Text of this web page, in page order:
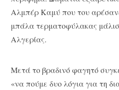
Αλμπέρ Καμύ που του
μπάλα τερματοφύλακας
Αλγερίας.
Μετά το βραδινό φαγητό
«να πούμε δυο λόγια για τη